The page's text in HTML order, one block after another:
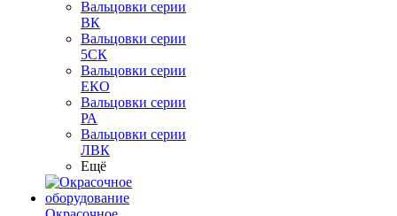
Вальцовки серии
ВК
Вальцовки серии
5СК
Вальцовки серии
ЕКО
Вальцовки серии
РА
Вальцовки серии
ЛВК
Ещё